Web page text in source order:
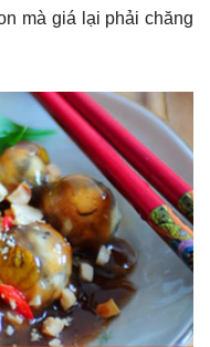
mà giá lại phải chăng